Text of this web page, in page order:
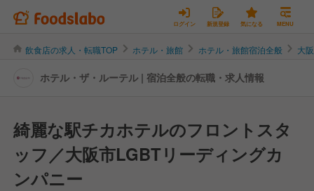
ログイン 新規登録 気になる MENU
飲食店の求人・転職TOP ホテル・旅館 ホテル・旅館宿泊全般 大
ホテル・ザ・ルーテル | 宿泊全般の転職・求人情報
綺麗な駅チカホテルのフロントスタ
ッフ／大阪市LGBTリーディングカ
ンパニー